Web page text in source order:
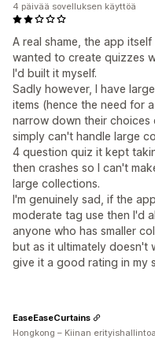
A real shame, the app
wanted to create quizzes
I'd built it myself.
Sadly however, I have
items (hence the need for
narrow down their choices
simply can't handle large
4 question quiz it kept
then crashes so I can't
large collections.
I'm genuinely sad, if the
moderate tag use then I'd
anyone who has smaller
but as it ultimately doesn't
give it a good rating in my
4 päivää sovelluksen käyttöä
EaseEaseCurtains
Hongkong – Kiinan